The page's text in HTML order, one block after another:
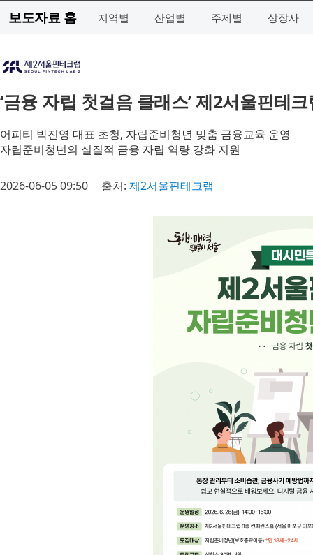
보도자료 홈 지역별 산업별 주제별 상장사
‘금융 자립 첫걸음 클래스’ 제2서울핀테
어피티 박진영 대표 초청, 자립준비청년 맞춤 금융교육 운영
자립준비청년의 실질적 금융 자립 역량 강화 지원
2026-06-05 09:50 출처: 제2서울핀테크랩